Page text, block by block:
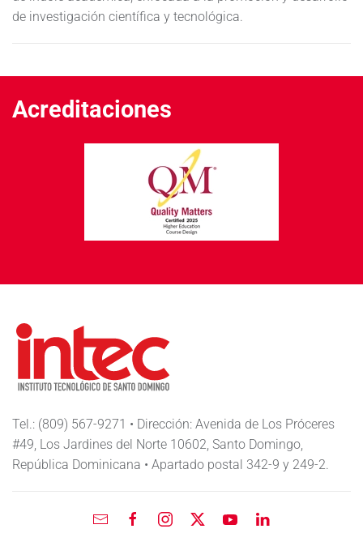
de investigación científica y tecnológica.
Acreditaciones
Tel.: (809) 567-9271 • Dirección: Avenida de Los Próceres
#49, Los Jardines del Norte 10602, Santo Domingo,
República Dominicana • Apartado postal 342-9 y 249-2.